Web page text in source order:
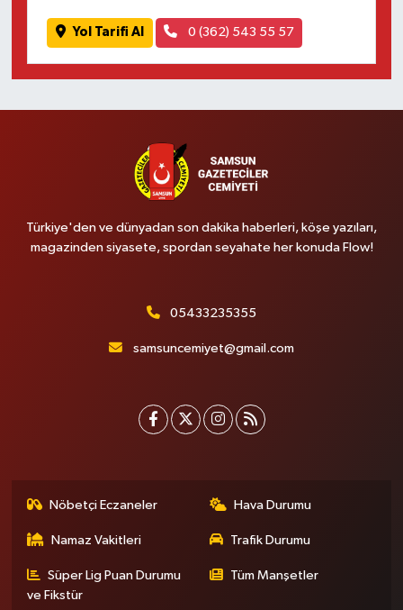
Yol Tarifi Al 0 (362) 543 55 57
Türkiye'den ve dünyadan son dakika haberleri, köşe yazıları,
magazinden siyasete, spordan seyahate her konuda Flow!
05433235355
samsuncemiyet@gmail.com
Nöbetçi Eczaneler Hava Durumu
Namaz Vakitleri Trafik Durumu
Süper Lig Puan Durumu
ve Fikstür
Tüm Manşetler